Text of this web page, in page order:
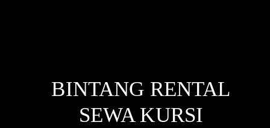
BINTANG RENTAL
SEWA KURSI